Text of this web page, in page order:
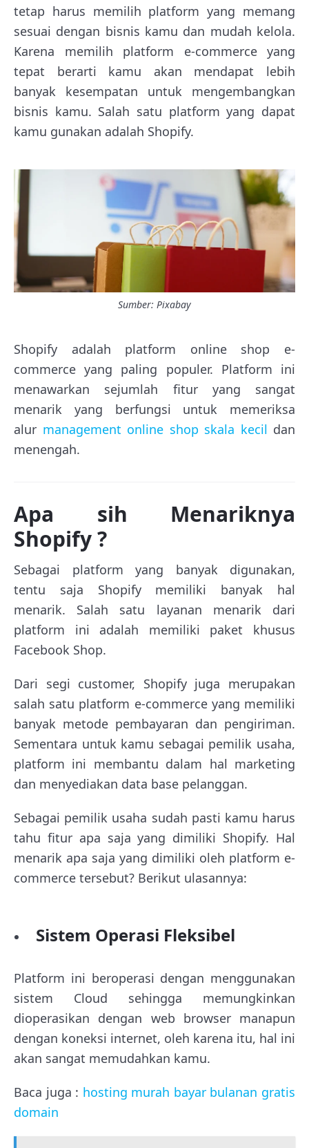
tetap harus memilih platform yang memang
sesuai dengan bisnis kamu dan mudah kelola.
Karena memilih platform e-commerce yang
tepat berarti kamu akan mendapat lebih
banyak kesempatan untuk mengembangkan
bisnis kamu. Salah satu platform yang dapat
kamu gunakan adalah Shopify.
Sumber: Pixabay
Shopify adalah platform online shop e-
commerce yang paling populer. Platform ini
menawarkan sejumlah fitur yang sangat
menarik yang berfungsi untuk memeriksa
alur management online shop skala kecil dan
menengah.
Apa sih Menariknya
Shopify ?
Sebagai platform yang banyak digunakan,
tentu saja Shopify memiliki banyak hal
menarik. Salah satu layanan menarik dari
platform ini adalah memiliki paket khusus
Facebook Shop.
Dari segi customer, Shopify juga merupakan
salah satu platform e-commerce yang memiliki
banyak metode pembayaran dan pengiriman.
Sementara untuk kamu sebagai pemilik usaha,
platform ini membantu dalam hal marketing
dan menyediakan data base pelanggan.
Sebagai pemilik usaha sudah pasti kamu harus
tahu fitur apa saja yang dimiliki Shopify. Hal
menarik apa saja yang dimiliki oleh platform e-
commerce tersebut? Berikut ulasannya:
Sistem Operasi Fleksibel
Platform ini beroperasi dengan menggunakan
sistem Cloud sehingga memungkinkan
dioperasikan dengan web browser manapun
dengan koneksi internet, oleh karena itu, hal ini
akan sangat memudahkan kamu.
Baca juga : hosting murah bayar bulanan gratis
domain